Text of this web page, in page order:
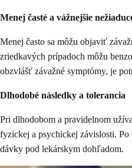
Menej časté a vážnejšie
Menej často sa môžu objaviť
zriedkavých prípadoch môžu
obzvlášť závažné symptómy, je
Dlhodobé následky a tolerancia
Pri dlhodobom a pravidelnom
fyzickej a psychickej závislosti.
dávky pod lekárskym dohľadom.